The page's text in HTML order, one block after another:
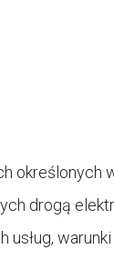
określonych
drogą